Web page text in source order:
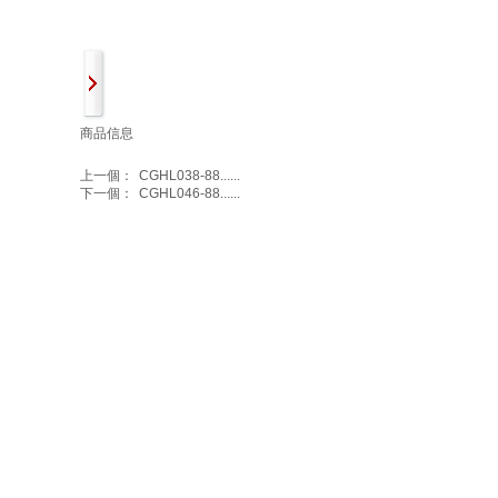
商品信息
上一個：
CGHL038-88......
下一個：
CGHL046-88......